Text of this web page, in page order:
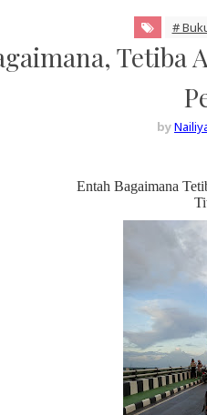
#
Tetiba
by
Entah Bagaimana